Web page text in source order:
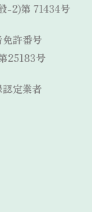
-2)第 71434号
許番号
25183号
定業者